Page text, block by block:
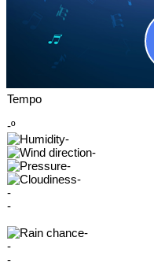
Tempo
-º
-
-
-
-
-
-
-
-
-